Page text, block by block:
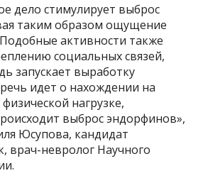
дело стимулирует выброс
таким образом ощущение
активности также
социальных связей,
запускает выработку
идет о нахождении на
нагрузке,
выброс эндорфинов»,
Юсупова, кандидат
врач-невролог Научного